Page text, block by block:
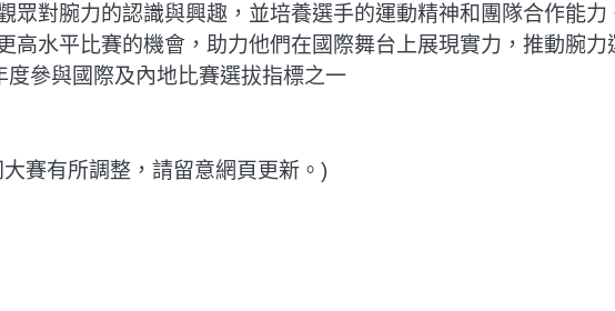
眾對腕力的認識與興趣，並培養選手的運動精神和團隊合作能力
高水平比賽的機會，助力他們在國際舞台上展現實力，推動腕力
參與國際及內地比賽選拔指標之一
賽有所調整，請留意網頁更新。)